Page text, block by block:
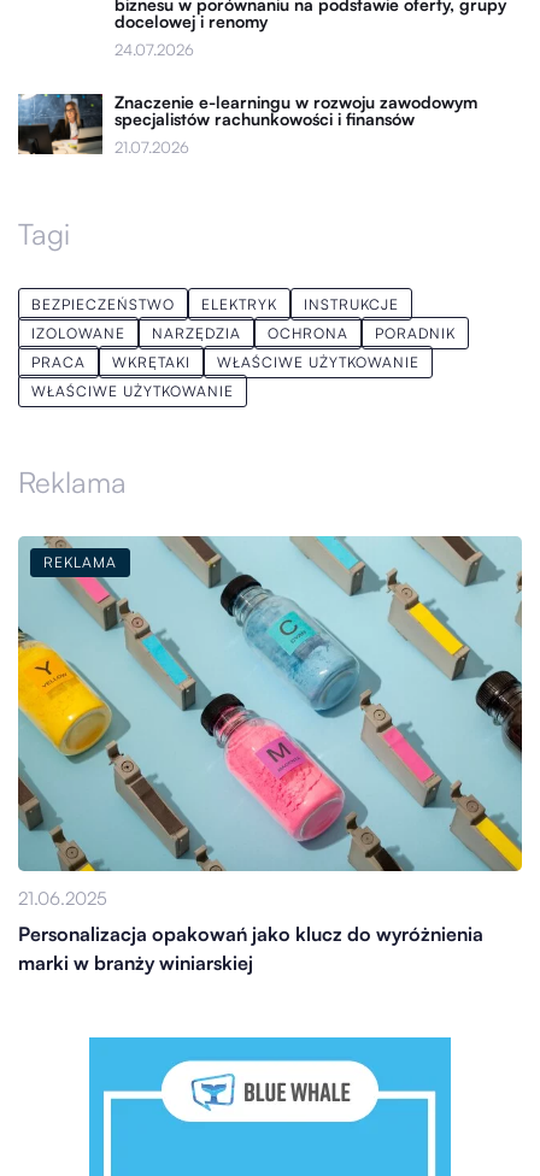
docelowej i renomy
24.07.2026
Znaczenie e-learningu w rozwoju zawodowym
specjalistów rachunkowości i finansów
21.07.2026
Tagi
BEZPIECZEŃSTWO ELEKTRYK
INSTRUKCJE
IZOLOWANE
NARZĘDZIA OCHRONA
PORADNIK
PRACA
WKRĘTAKI
WŁAŚCIWE UŻYTKOWANIE
WŁAŚCIWE UŻYTKOWANIE
Reklama
REKLAMA
21.06.2025
Personalizacja opakowań jako klucz do wyróżnienia
marki w branży winiarskiej